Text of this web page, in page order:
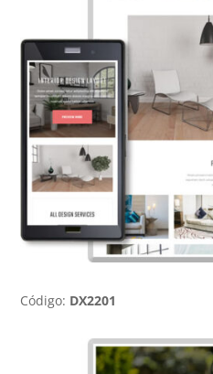
Código: DX2201